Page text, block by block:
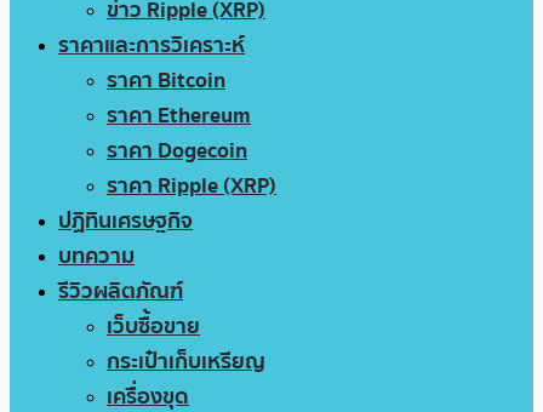
ข่าว Ripple (XRP)
ราคาและการวิเคราะห์
ราคา Bitcoin
ราคา Ethereum
ราคา Dogecoin
ราคา Ripple (XRP)
ปฏิทินเศรษฐกิจ
บทความ
รีวิวผลิตภัณฑ์
เว็บซื้อขาย
กระเป๋าเก็บเหรียญ
เครื่องขุด